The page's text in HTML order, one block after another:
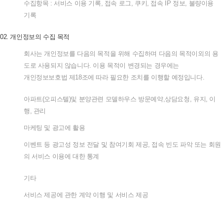
수집항목 : 서비스 이용 기록, 접속 로그, 쿠키, 접속 IP 정보, 불량이용
기록
02.개인정보의 수집 목적
회사는 개인정보를 다음의 목적을 위해 수집하며 다음의 목적이외의 용
도로 사용되지 않습니다. 이용 목적이 변경되는 경우에는
개인정보보호법 제18조에 따라 필요한 조치를 이행할 예정입니다.
아파트(오피스텔)및 분양관련 모델하우스 방문예약,상담요청 , 유지, 이
행 , 관리
마케팅 및 광고에 활용
이벤트 등 광고성 정보 전달 및 참여기회 제공, 접속 빈도 파악 또는 회원
의 서비스 이용에 대한 통계
기타
서비스 제공에 관한 계약 이행 및 서비스 제공